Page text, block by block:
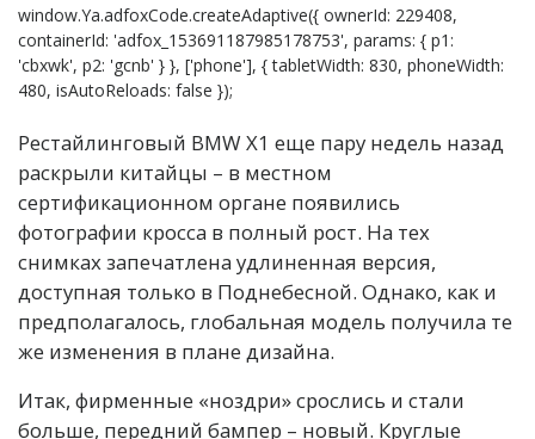
window.Ya.adfoxCode.createAdaptive({ ownerId: 229408,
containerId: 'adfox_153691187985178753', params: { p1:
'cbxwk', p2: 'gcnb' } }, ['phone'], { tabletWidth: 830, phoneWidth:
480, isAutoReloads: false });
Рестайлинговый BMW X1 еще пару недель назад
раскрыли китайцы – в местном
сертификационном органе появились
фотографии кросса в полный рост. На тех
снимках запечатлена удлиненная версия,
доступная только в Поднебесной. Однако, как и
предполагалось, глобальная модель получила те
же изменения в плане дизайна.
Итак, фирменные «ноздри» срослись и стали
больше, передний бампер – новый. Круглые